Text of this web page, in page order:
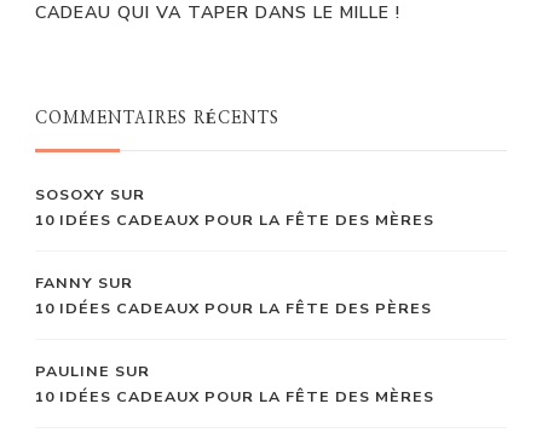
CADEAU QUI VA TAPER DANS LE MILLE !
COMMENTAIRES RÉCENTS
SOSOXY SUR
10 IDÉES CADEAUX POUR LA FÊTE DES MÈRES
FANNY SUR
10 IDÉES CADEAUX POUR LA FÊTE DES PÈRES
PAULINE SUR
10 IDÉES CADEAUX POUR LA FÊTE DES MÈRES